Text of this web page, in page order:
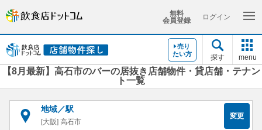
無料
会員登録
ログイン
売り
たい方
探す menu
【8月最新】高石市のバーの居抜き店舗物件・貸店舗・テナン
ト一覧
地域／駅
[大阪] 高石市
変更